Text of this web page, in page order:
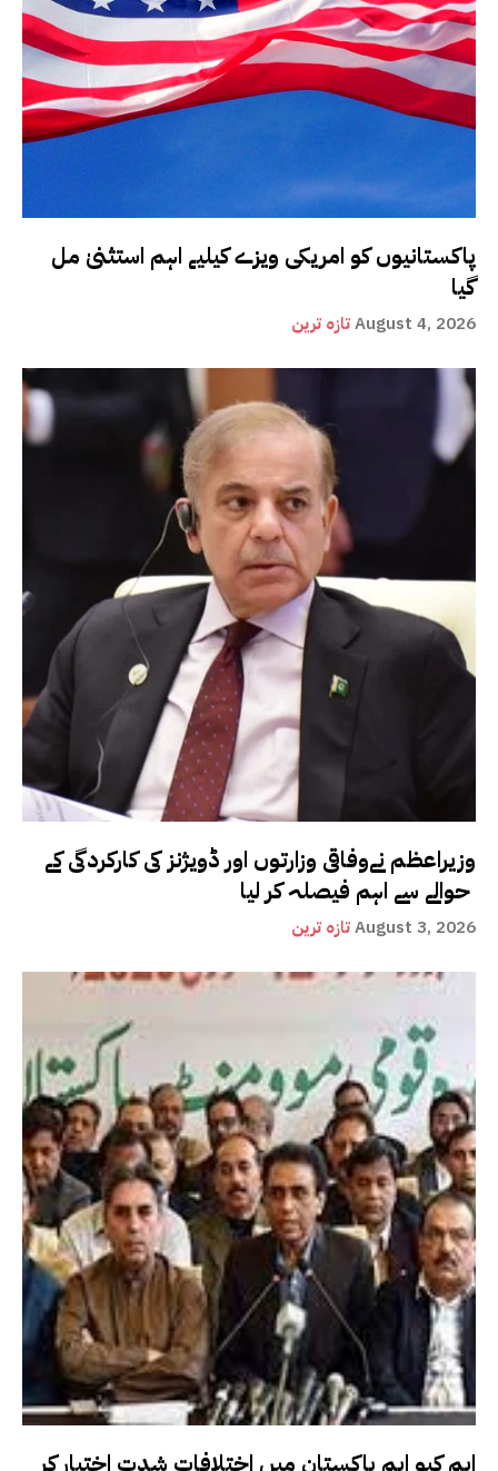
پاکستانیوں کو امریکی ویزے کیلیے اہم استثنیٰ مل
گیا
تازہ ترینAugust 4, 2026
وزیراعظم نےوفاقی وزارتوں اور ڈویژنز کی کارکردگی کے
تازہ ترینAugust 3, 2026
ایم کیو ایم پاکستان میں اختلافات شدت اختیار کر